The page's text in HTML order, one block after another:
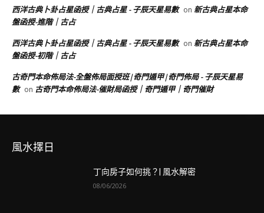
西洋古典卜卦占星函授｜古典占星 - 子辰天星易數 on 新古典占星本命
盤函授-進階｜古占
西洋古典卜卦占星函授｜古典占星 - 子辰天星易數 on 新古典占星本命
盤函授-初階｜古占
古奇門本命佈局法-全盤佈局面授班|奇門遁甲|奇門佈局 - 子辰天星易
數 on 古奇門本命佈局法-催財局函授｜奇門遁甲｜奇門催財
風水擇日
丁向房子如何挑？| 風水解密
08/06/2026